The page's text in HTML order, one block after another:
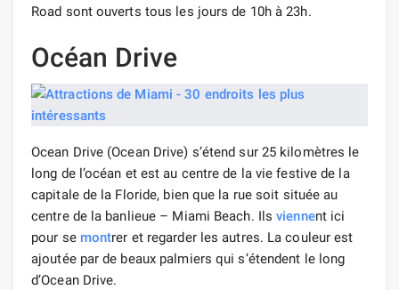
Road sont ouverts tous les jours de 10h à 23h.
Océan Drive
Ocean Drive (Ocean Drive) s’étend sur 25 kilomètres le
long de l’océan et est au centre de la vie festive de la
capitale de la Floride, bien que la rue soit située au
centre de la banlieue – Miami Beach. Ilsviennent ici
pour se montrer et regarder les autres. La couleur est
ajoutée par de beaux palmiers qui s’étendent le long
d’Ocean Drive.